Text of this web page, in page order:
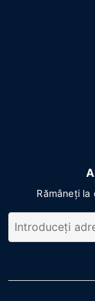
Rămâneți